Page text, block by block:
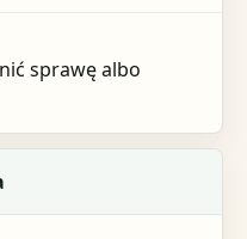
sprawę albo